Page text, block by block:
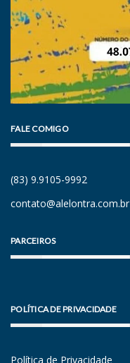
FALE COMIGO
(83) 9.9105-9992
contato@alelontra.com.br
PARCEIROS
POLÍTICA DE PRIVACIDADE
Política de Privacidade